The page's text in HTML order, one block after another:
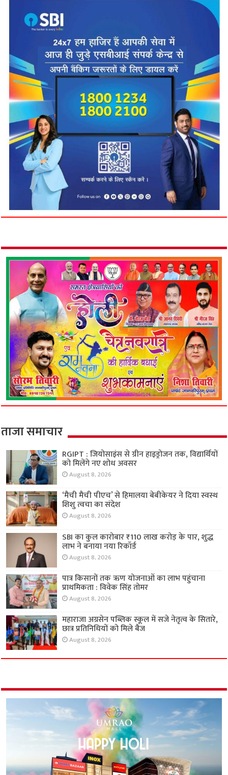
ताजा समाचार
RGIPT : जियोसाइंस से ग्रीन हाइड्रोजन तक, विद्यार्थियों
को मिलेंगे नए शोध अवसर
August 8, 2026
‘मैची मैची पीएच’ से हिमालया बेबीकेयर ने दिया स्वस्थ
शिशु त्वचा का संदेश
August 8, 2026
SBI का कुल कारोबार ₹110 लाख करोड़ के पार, शुद्ध
लाभ ने बनाया नया रिकॉर्ड
August 8, 2026
पात्र किसानों तक ऋण योजनाओं का लाभ पहुंचाना
प्राथमिकता : विवेक सिंह तोमर
August 8, 2026
महाराजा अग्रसेन पब्लिक स्कूल में सजे नेतृत्व के सितारे,
छात्र प्रतिनिधियों को मिले बैज
August 8, 2026